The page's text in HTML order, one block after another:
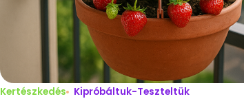
Kertészkedés Kipróbáltuk-Teszteltük